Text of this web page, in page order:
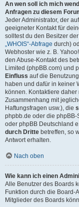
An wen soll ich mich
Anfragen zu diesem
Jeder Administrator, der
geeigneter Kontakt für
solltest du den Besitzer
„WHOIS“-Abfrage durch)
Webhoster wie z. B.
den Abuse-Kontakt des
Limited (phpBB.com) und
Einfluss auf die
haben und dafür in keiner
können. Kontaktiere
Zusammenhang mit
Haftungsfragen usw.), die
phpbb.de oder die phpBB-
oder phpBB Deutschland
durch Dritte betreffen, so
Antwort erhalten.
Nach oben
Wie kann ich einen
Alle Benutzer des Boards
Funktion durch die Board-
Mitglieder des Boards